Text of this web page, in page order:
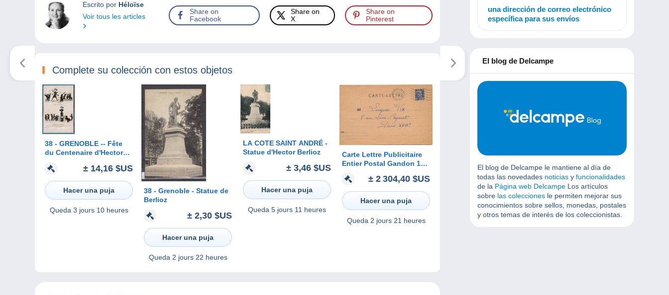
Escrito por Héloïse
Voir tous les articles
Share on
Facebook
Share on
X
Share on
Pinterest
Complete su colección con estos objetos
38 - GRENOBLE -- Fête
du Centenaire d'Hector
± 14,16 $US
Hacer una puja
Queda 3 jours 10 heures
38 - Grenoble - Statue de
Berlioz
± 2,30 $US
Hacer una puja
Queda 2 jours 22 heures
LA COTE SAINT ANDRÉ -
Statue d'Hector Berlioz
± 3,46 $US
Hacer una puja
Queda 5 jours 11 heures
Carte Lettre Publicitaire
Entier Postal Gandon 15F
± 2 304,40 $US
Hacer una puja
Queda 2 jours 21 heures
una dirección de correo electrónico
específica para sus envíos
El blog de Delcampe
El blog de Delcampe le mantiene al día de
todas las novedades noticias y funcionalidades
de la Página web Delcampe Los artículos
sobre las colecciones le permiten mejorar sus
conocimientos sobre sellos, monedas, postales
y otros temas de interés de los coleccionistas.